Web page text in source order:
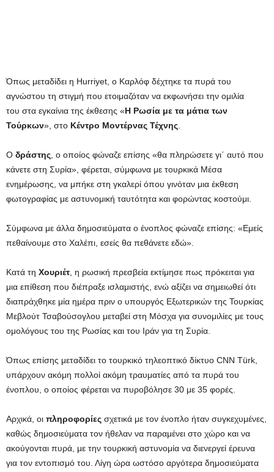
Όπως μεταδίδει η Hurriyet, o Καρλόφ δέχτηκε τα πυρά του
αγνώστου τη στιγμή που ετοιμαζόταν να εκφωνήσει την ομιλία
του στα εγκαίνια της έκθεσης «Η Ρωσία με τα μάτια των
Τούρκων», στο Κέντρο Μοντέρνας Τέχνης
Ο δράστης , ο οποίος φώναζε επίσης «θα πληρώσετε γι΄ αυτό που
κάνετε στη Συρία», φέρεται, σύμφωνα με τουρκικά Μέσα
ενημέρωσης, να μπήκε στη γκαλερί όπου γινόταν μια έκθεση
φωτογραφίας με αστυνομική ταυτότητα και φορώντας κοστούμι.
Σύμφωνα με άλλα δημοσιεύματα ο ένοπλος φώναζε επίσης: «Εμείς
πεθαίνουμε στο Χαλέπι, εσείς θα πεθάνετε εδώ».
Κατά τη Χουριέτ , η ρωσική πρεσβεία εκτίμησε πως πρόκειται για
μια επίθεση που διέπραξε ισλαμιστής, ενώ αξίζει να σημειωθεί ότι
διαπράχθηκε μία ημέρα πριν ο υπουργός Εξωτερικών της Τουρκίας
Μεβλούτ Τσαβούσογλου μεταβεί στη Μόσχα για συνομιλίες με τους
ομολόγους του της Ρωσίας και του Ιράν για τη Συρία.
Όπως επίσης μεταδίδει το τουρκικό τηλεοπτικό δίκτυο CNN Türk,
υπάρχουν ακόμη πολλοί ακόμη τραυματίες από τα πυρά του
ένοπλου, ο οποίος φέρεται να πυροβόλησε 30 με 35 φορές.
Αρχικά, οι πληροφορίες σχετικά με τον ένοπλο ήταν συγκεχυμένες,
καθώς δημοσιεύματα τον ήθελαν να παραμένει στο χώρο και να
ακούγονται πυρά, με την τουρκική αστυνομία να διενεργεί έρευνα
για τον εντοπισμό του. Λίγη ώρα ωστόσο αργότερα δημοσιεύματα